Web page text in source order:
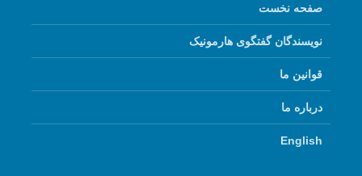
صفحه نخست
نویسندگان گفتگوی هارمونیک
قوانین ما
درباره ما
English